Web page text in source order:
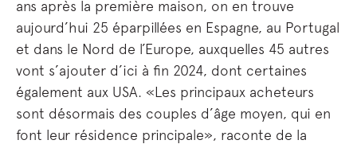
ans après la première maison, on en trouve
aujourd’hui 25 éparpillées en Espagne, au Portugal
et dans le Nord de l’Europe, auxquelles 45 autres
vont s’ajouter d’ici à fin 2024, dont certaines
également aux USA. «Les principaux acheteurs
sont désormais des couples d’âge moyen, qui en
font leur résidence principale», raconte de la